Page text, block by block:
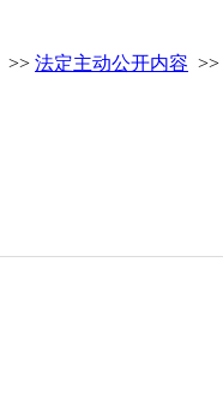
>> 法定主动公开内容 >>